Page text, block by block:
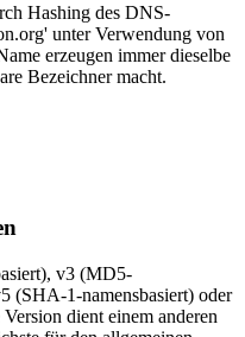
Hashing des DNS-
unter Verwendung von
erzeugen immer dieselbe
Bezeichner macht.
v3 (MD5-
(SHA-1-namensbasiert) oder
dient einem anderen